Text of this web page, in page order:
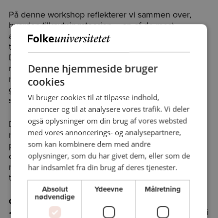
På denne workshop reflekterer vi sammen over,
hvordan tilknytningsteorien – en af de mest
anerkendte psykologiske teorier om relationer og
tryghed – kan anvendes i et ledelsesperspektiv.
Du får indsigt i, hvordan viden om dig selv og dine
relationelle mønstre kan styrke din evne til at skabe
relationel robusthed i dit lederskab – og hvordan du
gennem øget selvindsigt og mod kan skabe
stærkere, tryggere og mere autentiske relationer.
Dagen veksler mellem korte oplæg og
refleksionsøvelser og henvender sig til ledere, HR-
professionelle og personer med personaleansvar,
der ønsker at forstå, hvordan deres relationelle
mønstre påvirker deres evne til at lede og skabe
tillid.
Gå hjem med:
• Viden om, hvordan tilknytningsteori kan anvendes i
Denne hjemmeside bruger
cookies
Vi bruger cookies til at tilpasse indhold,
annoncer og til at analysere vores trafik. Vi deler
også oplysninger om din brug af vores websted
med vores annoncerings- og analysepartnere,
som kan kombinere dem med andre
oplysninger, som du har givet dem, eller som de
har indsamlet fra din brug af deres tjenester.
Absolut
nødvendige
Ydeevne Målretning